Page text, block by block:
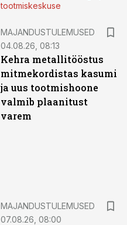
tootmiskeskuse
MAJANDUSTULEMUSED
04.08.26, 08:13
Kehra metallitööstus
mitmekordistas kasumi
ja uus tootmishoone
valmib plaanitust
varem
MAJANDUSTULEMUSED
07.08.26, 08:00